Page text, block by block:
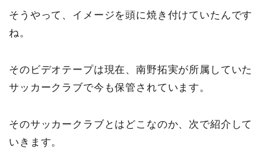
そうやって、イメージを頭に焼き付けていたんです
ね。
そのビデオテープは現在、南野拓実が所属していた
サッカークラブで今も保管されています。
そのサッカークラブとはどこなのか、次で紹介して
いきます。